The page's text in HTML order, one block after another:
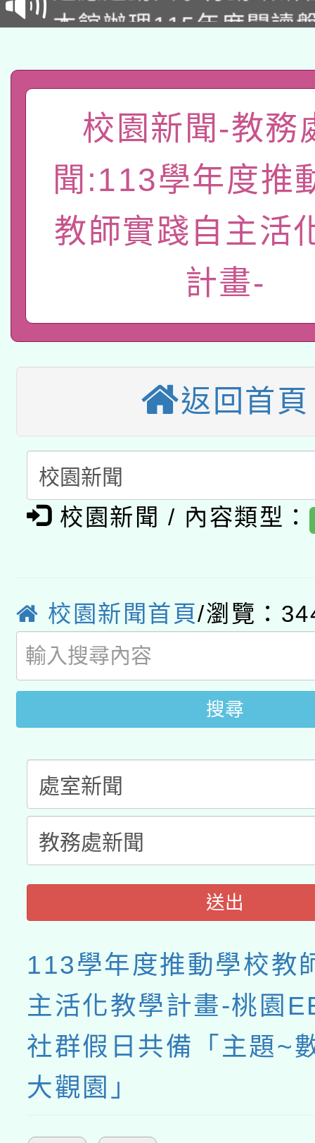
招)
本館辦理115年度閱讀
礎課程
A3數位素養講師名單
「數位內容與教學軟
pilot」
薪期間赴陸應申請許可
轉知經濟部水利署委託
業技術研究院辦理「
用水績優單位及節水達
115年8月22日(星期六
桃園市孔廟祈福系列
開 智慧啟航」
2026年桃園地景藝術
本校115學年度第2次
招甄選結果公告(無人
招)
適應運動共學行動站研
本館辦理115年度閱讀
暨閱讀推動專業研習
科技賦能─人工智慧
礎課程
A3數位素養講師名單
「數位內容與教學軟體
pilot」
有關大陸委員會函釋公
轉知經濟部水利署委託
用水績優單位及節水達
動」
桃園市孔廟祈福系列
開 智慧啟航」
2026年桃園地景藝術
校園新聞-教務
聞:113學年度推
教師實踐自主活
計畫-
返回首頁
校園新聞 / 內容類型：
校園新聞首頁/瀏覽：
搜尋
送出
113學年度推動學校教
主活化教學計畫-桃園
社群假日共備「主題~
大觀園」